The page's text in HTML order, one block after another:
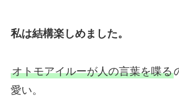
私は結構楽しめました。
オトモアイルーが人の言葉を喋る
愛い。